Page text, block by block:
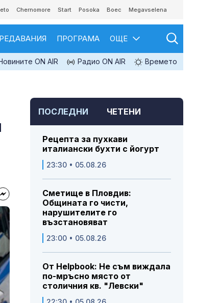
Chernomore Start Posoka Boec Megavselena
ПРОГРАМА ОЩЕ
ON AIR Радио ON AIR Времето
ПОСЛЕДНИ ЧЕТЕНИ
Рецепта за пухкави
италиански бухти с йогурт
23:30 • 05.08.26
Сметище в Пловдив:
Общината го чисти,
нарушителите го
възстановяват
23:00 • 05.08.26
От Helpbook: Не съм виждала
по-мръсно място от
столичния кв. "Левски"